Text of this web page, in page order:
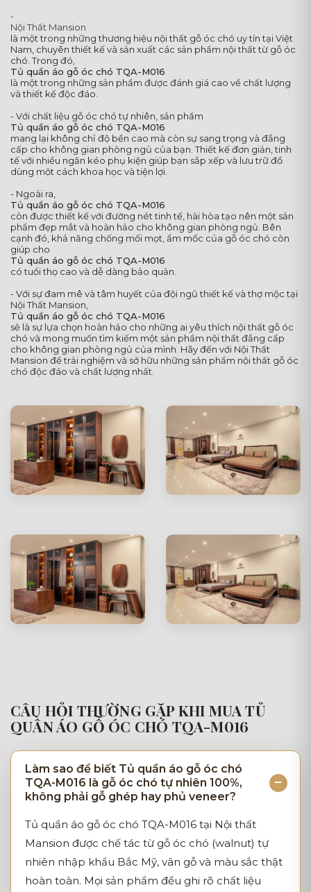
-
Nội Thất Mansion
là một trong những thương hiệu nội thất gỗ óc chó uy tín tại Việt
Nam, chuyên thiết kế và sản xuất các sản phẩm nội thất từ gỗ óc
chó. Trong đó,
Tủ quần áo gỗ óc chó TQA-M016
là một trong những sản phẩm được đánh giá cao về chất lượng
và thiết kế độc đáo.
- Với chất liệu gỗ óc chó tự nhiên, sản phẩm
Tủ quần áo gỗ óc chó TQA-M016
mang lại không chỉ độ bền cao mà còn sự sang trọng và đẳng
cấp cho không gian phòng ngủ của bạn. Thiết kế đơn giản, tinh
tế với nhiều ngăn kéo phụ kiện giúp bạn sắp xếp và lưu trữ đồ
dùng một cách khoa học và tiện lợi.
- Ngoài ra,
Tủ quần áo gỗ óc chó TQA-M016
còn được thiết kế với đường nét tinh tế, hài hòa tạo nên một sản
phẩm đẹp mắt và hoàn hảo cho không gian phòng ngủ. Bên
cạnh đó, khả năng chống mối mọt, ẩm mốc của gỗ óc chó còn
giúp cho
Tủ quần áo gỗ óc chó TQA-M016
có tuổi thọ cao và dễ dàng bảo quản.
- Với sự đam mê và tâm huyết của đội ngũ thiết kế và thợ mộc tại
Nội Thất Mansion,
Tủ quần áo gỗ óc chó TQA-M016
sẽ là sự lựa chọn hoàn hảo cho những ai yêu thích nội thất gỗ óc
chó và mong muốn tìm kiếm một sản phẩm nội thất đẳng cấp
cho không gian phòng ngủ của mình. Hãy đến với Nội Thất
Mansion để trải nghiệm và sở hữu những sản phẩm nội thất gỗ óc
chó độc đáo và chất lượng nhất.
CÂU HỎI THƯỜNG GẶP KHI MUA TỦ
QUẦN ÁO GỖ ÓC CHÓ TQA-M016
Làm sao để biết Tủ quần áo gỗ óc chó
TQA-M016 là gỗ óc chó tự nhiên 100%,
không phải gỗ ghép hay phủ veneer?
Tủ quần áo gỗ óc chó TQA-M016 tại Nội thất
Mansion được chế tác từ gỗ óc chó (walnut) tự
nhiên nhập khẩu Bắc Mỹ, vân gỗ và màu sắc thật
hoàn toàn. Mọi sản phẩm đều ghi rõ chất liệu